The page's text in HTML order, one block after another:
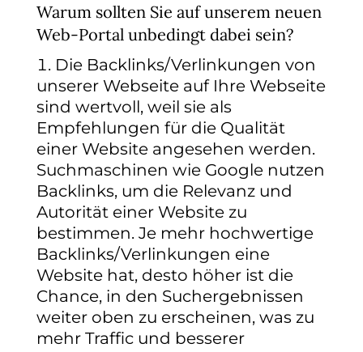
Warum sollten Sie auf unserem neuen
Web-Portal unbedingt dabei sein?
Die Backlinks/Verlinkungen von
unserer Webseite auf Ihre Webseite
sind wertvoll, weil sie als
Empfehlungen für die Qualität
einer Website angesehen werden.
Suchmaschinen wie Google nutzen
Backlinks, um die Relevanz und
Autorität einer Website zu
bestimmen. Je mehr hochwertige
Backlinks/Verlinkungen eine
Website hat, desto höher ist die
Chance, in den Suchergebnissen
weiter oben zu erscheinen, was zu
mehr Traffic und besserer